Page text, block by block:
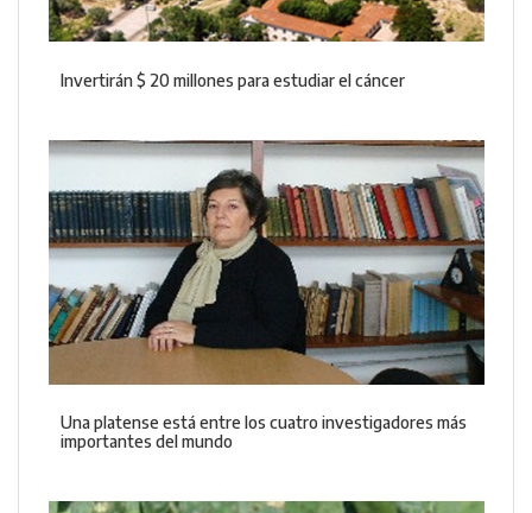
Invertirán $ 20 millones para estudiar el cáncer
Una platense está entre los cuatro investigadores más
importantes del mundo